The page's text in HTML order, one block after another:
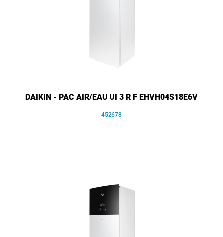
DAIKIN - PAC AIR/EAU UI 3 R F EHVH04S18E6V
452678